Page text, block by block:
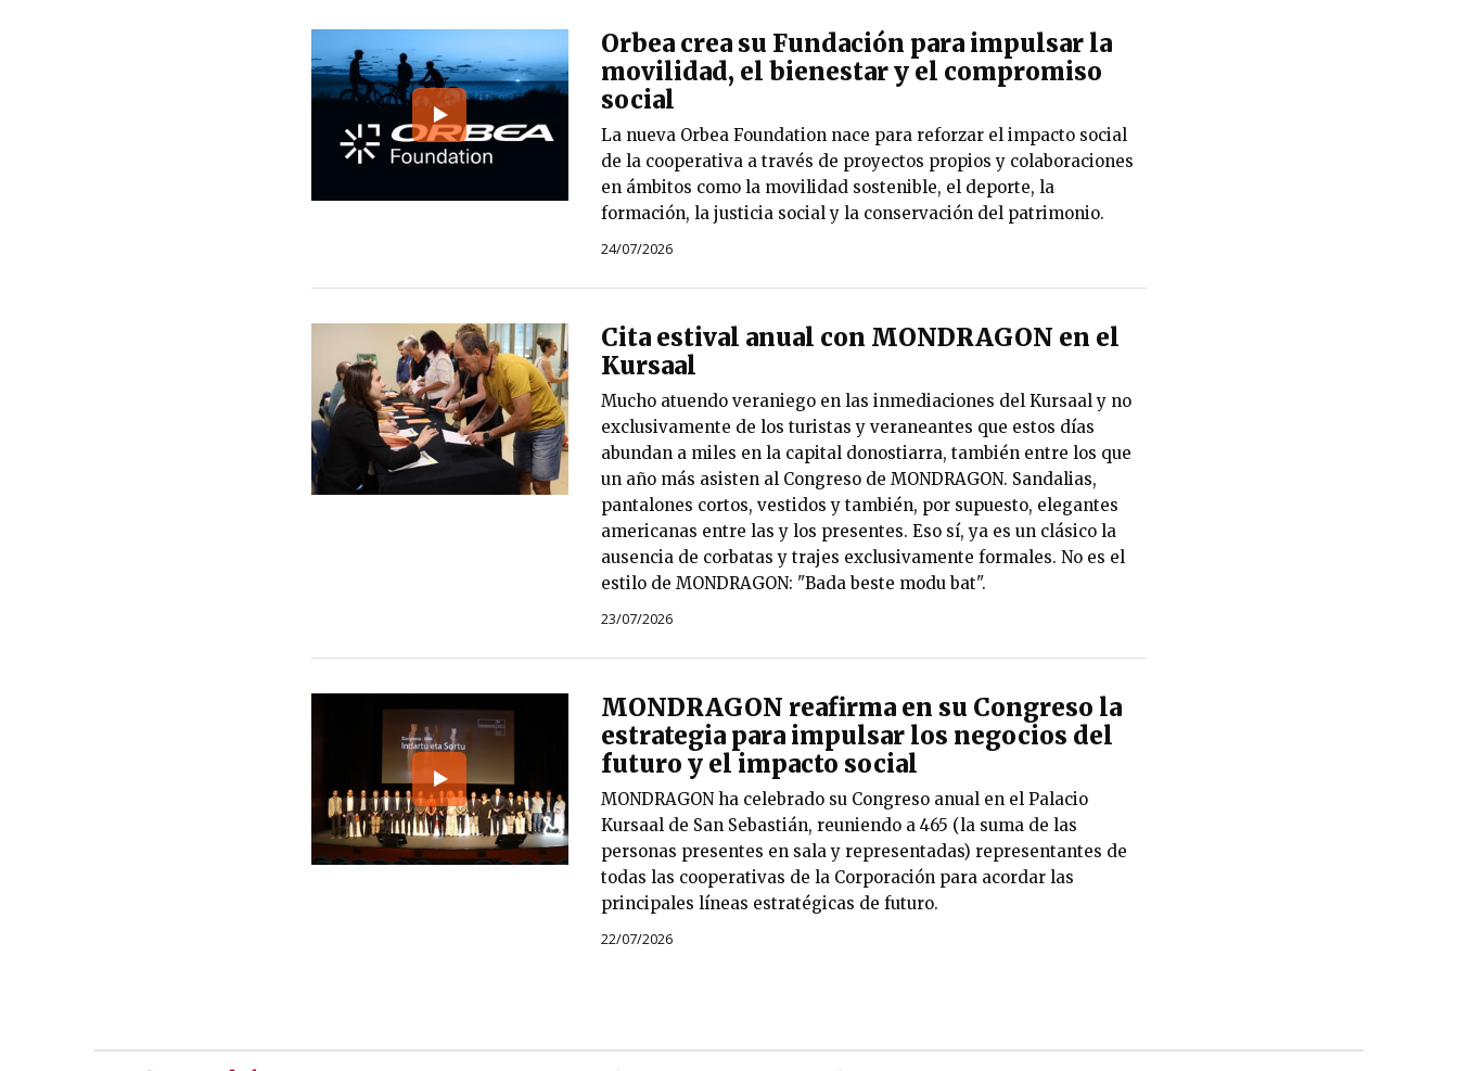
Orbea crea su Fundación para impulsar la
movilidad, el bienestar y el compromiso
social
La nueva Orbea Foundation nace para reforzar el impacto social
de la cooperativa a través de proyectos propios y colaboraciones
en ámbitos como la movilidad sostenible, el deporte, la
formación, la justicia social y la conservación del patrimonio.
24/07/2026
Cita estival anual con MONDRAGON en el
Kursaal
Mucho atuendo veraniego en las inmediaciones del Kursaal y no
exclusivamente de los turistas y veraneantes que estos días
abundan a miles en la capital donostiarra, también entre los que
un año más asisten al Congreso de MONDRAGON. Sandalias,
pantalones cortos, vestidos y también, por supuesto, elegantes
americanas entre las y los presentes. Eso sí, ya es un clásico la
ausencia de corbatas y trajes exclusivamente formales. No es el
estilo de MONDRAGON: "Bada beste modu bat".
23/07/2026
MONDRAGON reafirma en su Congreso la
estrategia para impulsar los negocios del
futuro y el impacto social
MONDRAGON ha celebrado su Congreso anual en el Palacio
Kursaal de San Sebastián, reuniendo a 465 (la suma de las
personas presentes en sala y representadas) representantes de
todas las cooperativas de la Corporación para acordar las
principales líneas estratégicas de futuro.
22/07/2026